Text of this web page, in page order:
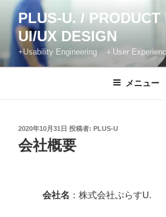
PLUS-U. / PRODUCT
UI/UX DESIGN
+Usability Engineering ＋User
メニュー
2020年10月31日 投稿者: PLUS-U
会社概要
会社名 ：株式会社ぷらすU.